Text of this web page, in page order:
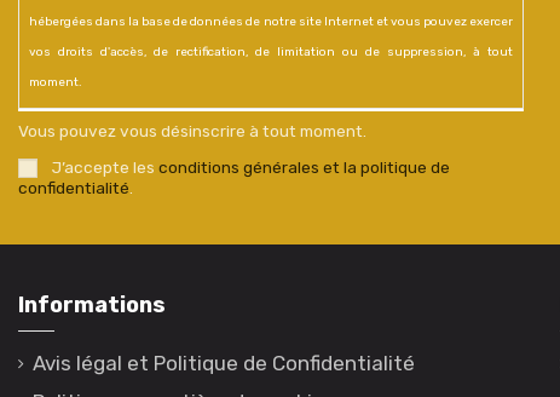
hébergées dans la base de données de notre site Internet et vous pouvez exercer
vos droits d'accès, de rectification, de limitation ou de suppression, à tout
moment.
Vous pouvez vous désinscrire à tout moment.
J’accepte les conditions générales et la politique de
confidentialité.
Informations
Avis légal et Politique de Confidentialité